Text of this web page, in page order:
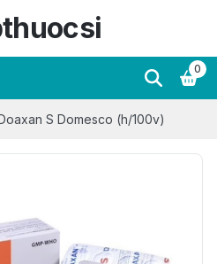
0
S Domesco (h/100v)